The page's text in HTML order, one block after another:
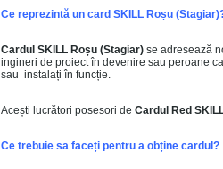
Ce reprezintă un card SKILL Roșu
Cardul SKILL Roșu (Stagiar) se adresează
ingineri de proiect în devenire sau peroane
sau instalați în funcție.
Acești lucrători posesori de Cardul Red
Ce trebuie sa faceți pentru a obține cardul?